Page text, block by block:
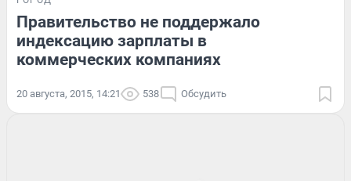
Правительство не поддержало
индексацию зарплаты в
коммерческих компаниях
20 августа, 2015, 14:21 538 Обсудить